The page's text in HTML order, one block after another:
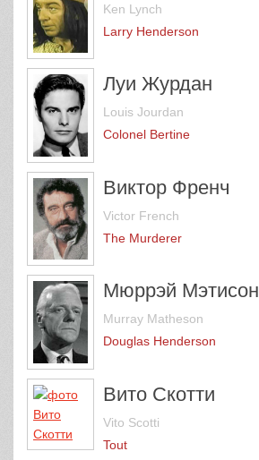
Ken Lynch
Larry Henderson
Луи Журдан
Louis Jourdan
Colonel Bertine
Виктор Френч
Victor French
The Murderer
Мюррэй Мэтисон
Murray Matheson
Douglas Henderson
Вито Скотти
Vito Scotti
Tout